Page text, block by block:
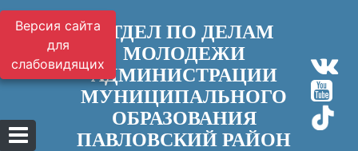
Версия сайта
для
слабовидящих
ОТДЕЛ ПО ДЕЛАМ
МОЛОДЕЖИ
АДМИНИСТРАЦИИ
МУНИЦИПАЛЬНОГО
ОБРАЗОВАНИЯ
ПАВЛОВСКИЙ РАЙОН